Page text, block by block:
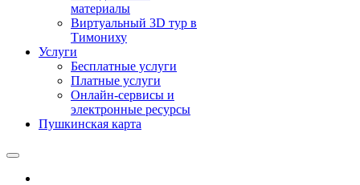
материалы
Виртуальный 3D тур в
Тимониху
Услуги
Бесплатные услуги
Платные услуги
Онлайн-сервисы и
электронные ресурсы
Пушкинская карта